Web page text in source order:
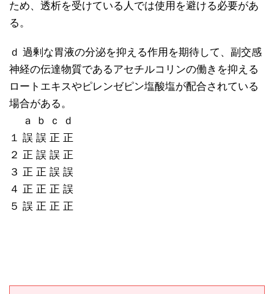
ため、透析を受けている人では使用を避ける必要があ
る。
ｄ 過剰な胃液の分泌を抑える作用を期待して、副交感
神経の伝達物質であるアセチルコリンの働きを抑える
ロートエキスやピレンゼピン塩酸塩が配合されている
場合がある。
ａ ｂ ｃ ｄ
１ 誤 誤 正 正
２ 正 誤 誤 正
３ 正 正 誤 誤
４ 正 正 正 誤
５ 誤 正 正 正